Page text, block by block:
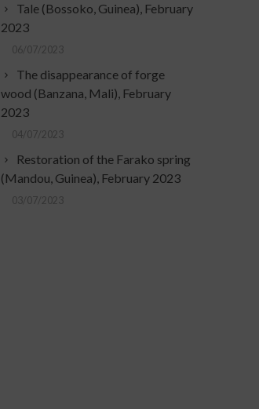
Tale (Bossoko, Guinea), February
2023
06/07/2023
The disappearance of forge
wood (Banzana, Mali), February
2023
04/07/2023
Restoration of the Farako spring
(Mandou, Guinea), February 2023
03/07/2023